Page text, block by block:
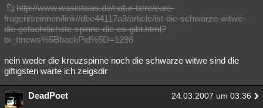
http://www.wasistwas.de/natur-tiere/eure-
fragen/spinnen/link//dbe44117a3/article/ist-die-schwarze-witwe-
die-gefaehrlichste-spinne-die-es-gibt.html?
tx_ttnews%5BbackPid%5D=1298
nein weder die kreuzspinne noch die schwarze witwe sind die
giftigsten warte ich zeigsdir
DeadPoet 24.03.2007 um 03:36